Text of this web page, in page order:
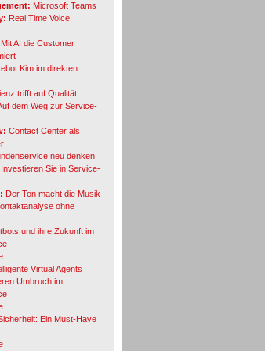
Microsoft Teams
Real Time Voice
Mit AI die Customer
Kim im direkten
trifft auf Qualität
dem Weg zur Service-
Contact Center als
neu denken
Investieren Sie in Service-
Der Ton macht die Musik
ohne
und ihre Zukunft im
Virtual Agents
Umbruch im
Ein Must-Have